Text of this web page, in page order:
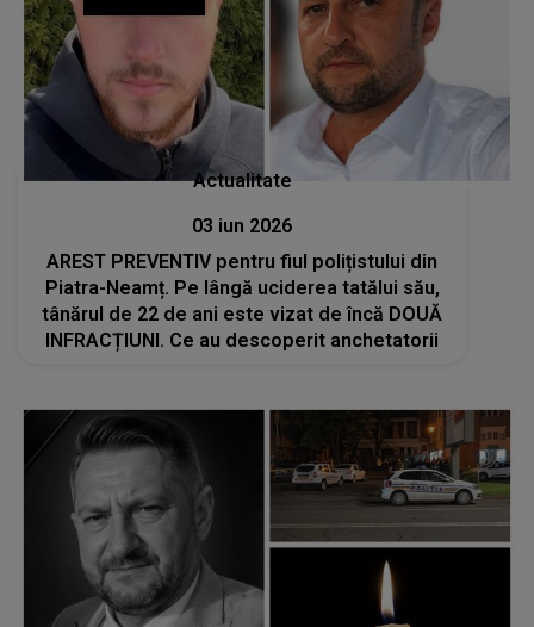
Actualitate
03 iun 2026
AREST PREVENTIV pentru fiul polițistului din
Piatra-Neamț. Pe lângă uciderea tatălui său,
tânărul de 22 de ani este vizat de încă DOUĂ
INFRACȚIUNI. Ce au descoperit anchetatorii